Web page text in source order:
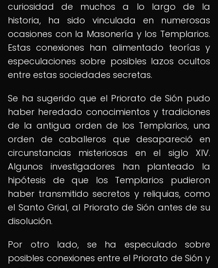
curiosidad de muchos a lo largo de la
historia, ha sido vinculada en numerosas
ocasiones con la Masonería y los Templarios.
Estas conexiones han alimentado teorías y
especulaciones sobre posibles lazos ocultos
entre estas sociedades secretas.
Se ha sugerido que el Priorato de Sión pudo
haber heredado conocimientos y tradiciones
de la antigua orden de los Templarios, una
orden de caballeros que desapareció en
circunstancias misteriosas en el siglo XIV.
Algunos investigadores han planteado la
hipótesis de que los Templarios pudieron
haber transmitido secretos y reliquias, como
el Santo Grial, al Priorato de Sión antes de su
disolución.
Por otro lado, se ha especulado sobre
posibles conexiones entre el Priorato de Sión y